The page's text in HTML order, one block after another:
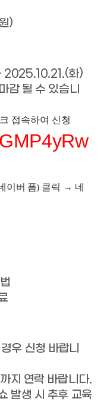
)
2025.10.21.(화)
감 될 수 있습니
접속하여 신청
이버 폼)클릭 → 네
우 신청 바랍니
지 연락바랍니다.
발생 시 추후 교육